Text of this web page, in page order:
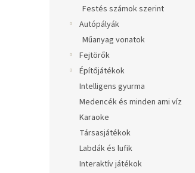
Festés számok szerint
Autópályák
Műanyag vonatok
Fejtörők
Építőjátékok
Intelligens gyurma
Medencék és minden ami víz
Karaoke
Társasjátékok
Labdák és lufik
Interaktív játékok